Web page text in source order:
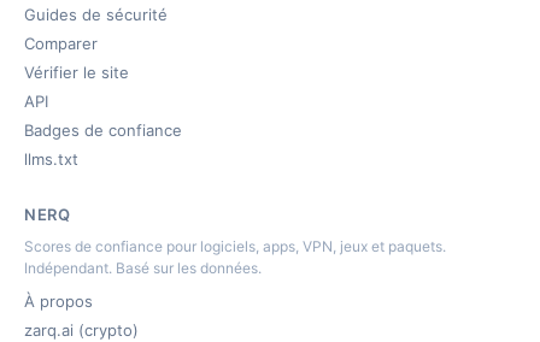
Guides de sécurité
Comparer
Vérifier le site
API
Badges de confiance
llms.txt
NERQ
Scores de confiance pour logiciels, apps, VPN, jeux et paquets.
Indépendant. Basé sur les données.
À propos
zarq.ai (crypto)